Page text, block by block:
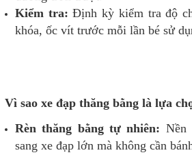
Kiểm tra: Định kỳ kiểm tra độ
khóa, ốc vít trước mỗi lần bé sử
Vì sao xe đạp thăng bằng là lựa
Rèn thăng bằng tự nhiên: Nền
sang xe đạp lớn mà không cần